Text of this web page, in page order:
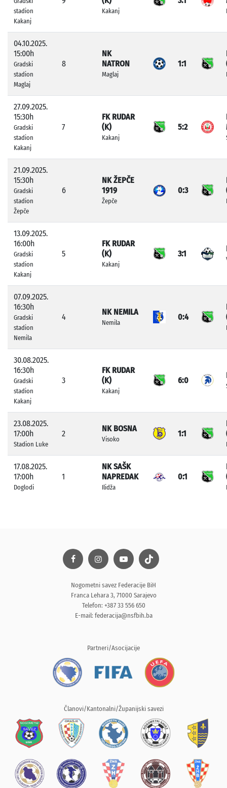
stadion
Kakanj
Kakanj
04.10.2025.
15:00h
Gradski
stadion
Maglaj
8
NK
NATRON
Maglaj
1:1
27.09.2025.
15:30h
Gradski
stadion
Kakanj
7
FK RUDAR
(K)
Kakanj
5:2
21.09.2025.
15:30h
Gradski
stadion
Žepče
6
NK ŽEPČE
1919
Žepče
0:3
13.09.2025.
16:00h
Gradski
stadion
Kakanj
5
FK RUDAR
(K)
Kakanj
3:1
07.09.2025.
16:30h
Gradski
stadion
Nemila
4
NK NEMILA
Nemila
0:4
30.08.2025.
16:30h
Gradski
stadion
Kakanj
3
FK RUDAR
(K)
Kakanj
6:0
23.08.2025.
17:00h
Stadion Luke
2
NK BOSNA
Visoko
1:1
17.08.2025.
17:00h
Doglodi
1
NK SAŠK
NAPREDAK
Ilidža
0:1
Nogometni savez Federacije BiH
Franca Lehara 3, 71000 Sarajevo
Telefon: +387 33 556 650
E-mail: federacija@nsfbih.ba
Partneri/Asocijacije
Članovi/Kantonalni/Županijski savezi